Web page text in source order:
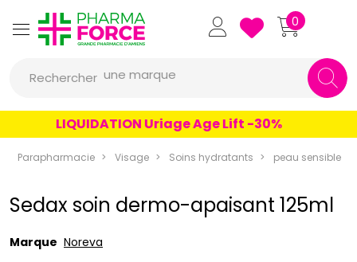
Pharmaforce Grande Pharmacie
0
Rechercher
un produit
une marque
LIQUIDATION Uriage Age Lift -30%
Parapharmacie Visage Soins hydratants peau sensible
Sedax soin dermo-apaisant 125ml
Marque Noreva